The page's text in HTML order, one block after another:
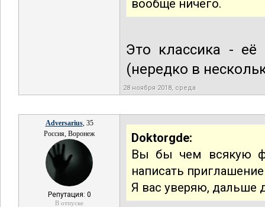
вообще ничего.
Это классика - её
(нередко в
28 ноября 2018, среда
Adversarius, 35
Россия, Воронеж
Репутация: 0
В отпуске
Doktorgde:
Вы бы чем всякую
написать
Я вас уверяю, дальше